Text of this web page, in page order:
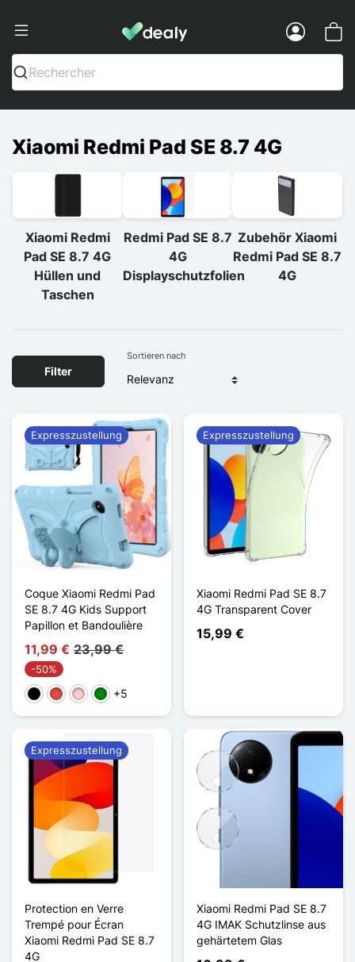
Dealy - Hüllen und Zubehör für
Rechercher
Xiaomi Redmi Pad SE 8.7 4G
Xiaomi Redmi
Pad SE 8.7 4G
Hüllen und
Taschen
Redmi Pad SE 8.7
4G
Displayschutzfolien
Zubehör Xiaomi
Redmi Pad SE 8.7
4G
Filter
Sortieren nach
Coque Xiaomi Redmi Pad
SE 8.7 4G Kids Support
Papillon et Bandoulière
11,99 € 23,99 €
-50%
Schwarz
Rot PinkGrün+5
Expresszustellung
Xiaomi Redmi Pad SE 8.7
4G Transparent Cover
15,99 €
Expresszustellung
Protection en Verre
Trempé pour Écran
Xiaomi Redmi Pad SE 8.7
4G
Expresszustellung
Xiaomi Redmi Pad SE 8.7
4G IMAK Schutzlinse aus
gehärtetem Glas